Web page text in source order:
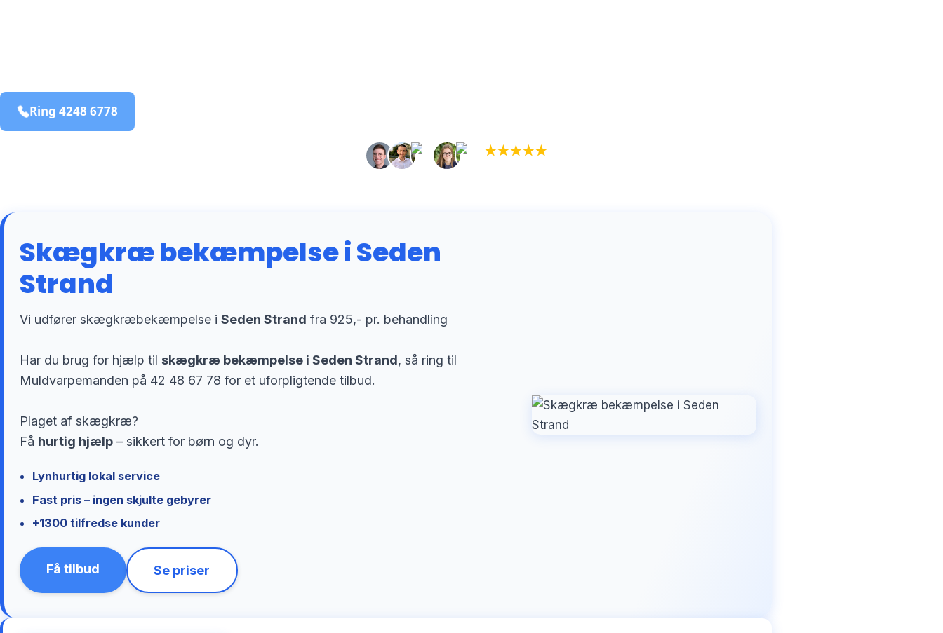
Ring 4248 6778
★★★★★
Skægkræ bekæmpelse i Seden
Strand
Vi udfører skægkræbekæmpelse iSeden Strand fra 925,- pr. behandling
Har du brug for hjælp til skægkræ bekæmpelse i Seden Strand, så ring til
Muldvarpemanden på 42 48 67 78 for et uforpligtende tilbud.
Plaget af skægkræ?
Få hurtig hjælp – sikkert for børn og dyr.
Lynhurtig lokal service
Fast pris – ingen skjulte gebyrer
+1300 tilfredse kunder
Få tilbud Se priser